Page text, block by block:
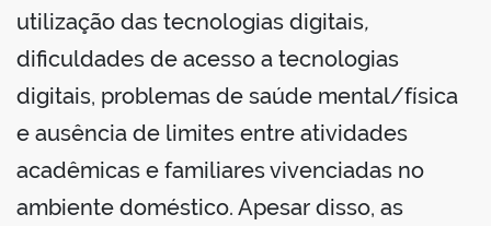
utilização das tecnologias digitais,
dificuldades de acesso a tecnologias
digitais, problemas de saúde mental/física
e ausência de limites entre atividades
acadêmicas e familiares vivenciadas no
ambiente doméstico. Apesar disso, as